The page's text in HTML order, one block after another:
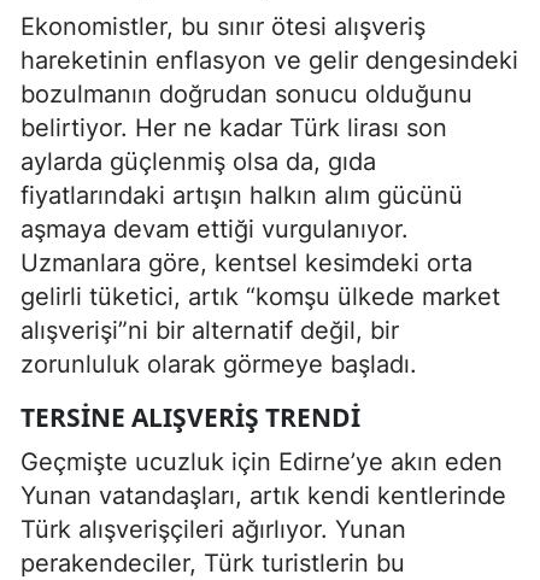
Ekonomistler, bu sınır ötesi alışveriş
hareketinin enflasyon ve gelir dengesindeki
bozulmanın doğrudan sonucu olduğunu
belirtiyor. Her ne kadar Türk lirası son
aylarda güçlenmiş olsa da, gıda
fiyatlarındaki artışın halkın alım gücünü
aşmaya devam ettiği vurgulanıyor.
Uzmanlara göre, kentsel kesimdeki orta
gelirli tüketici, artık “komşu ülkede market
alışverişi”ni bir alternatif değil, bir
zorunluluk olarak görmeye başladı.
TERSINE ALIŞVERIŞ TRENDI
Geçmişte ucuzluk için Edirne’ye akın eden
Yunan vatandaşları, artık kendi kentlerinde
Türk alışverişçileri ağırlıyor. Yunan
perakendeciler, Türk turistlerin bu